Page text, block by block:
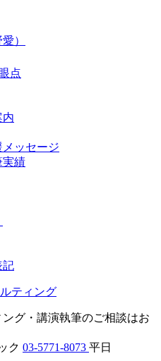
）
点
内
ッセージ
実績
記
ング・ 講演執筆のご相談はお
ク 03-5771-8073 平日